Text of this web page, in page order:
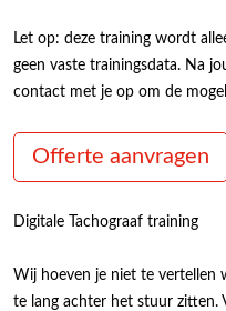
Let op: deze training wordt
geen vaste trainingsdata. Na
contact met je op om de
Offerte aanvragen
Digitale Tachograaf training
Wij hoeven je niet te vertellen
te lang achter het stuur zitten.